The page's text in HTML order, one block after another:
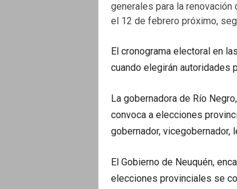
generales para la renovación
el 12 de febrero próximo,
El cronograma electoral en
cuando elegirán autoridades
La gobernadora de Río
convoca a elecciones
gobernador,
El Gobierno de Neuquén,
elecciones provinciales se